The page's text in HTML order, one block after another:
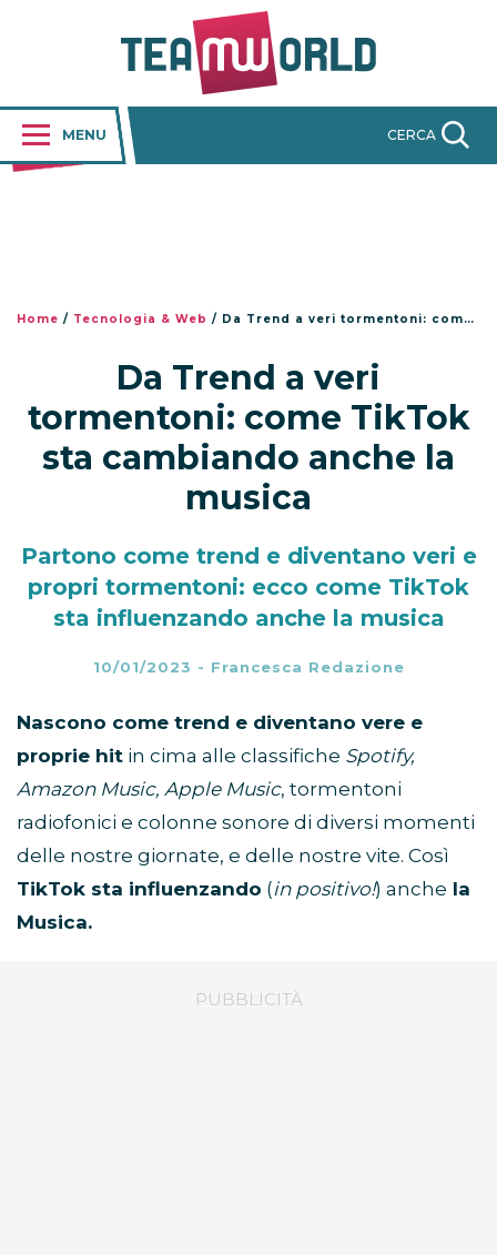
MENU CERCA
Home / Tecnologia & Web / Da Trend a veri tormentoni: come TikTok sta cambiando anche la musica
Da Trend a veri
tormentoni: come TikTok
sta cambiando anche la
musica
Partono come trend e diventano veri e
propri tormentoni: ecco come TikTok
sta influenzando anche la musica
10/01/2023 - Francesca Redazione
Nascono come trend e diventano vere e
proprie hit in cima alle classifiche Spotify,
Amazon Music, Apple Music, tormentoni
radiofonici e colonne sonore di diversi momenti
delle nostre giornate, e delle nostre vite. Così
TikTok sta influenzando (in positivo!) anche la
Musica.